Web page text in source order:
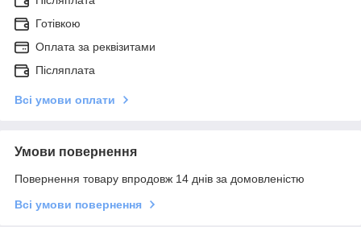
Готівкою
Оплата за реквізитами
Післяплата
Всі умови оплати
Умови повернення
Повернення товару впродовж 14 днів за домовленістю
Всі умови повернення